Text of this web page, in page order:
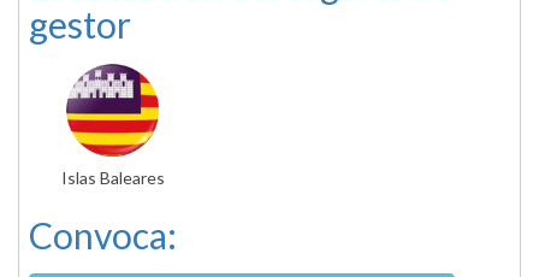
gestor
Islas Baleares
Convoca: